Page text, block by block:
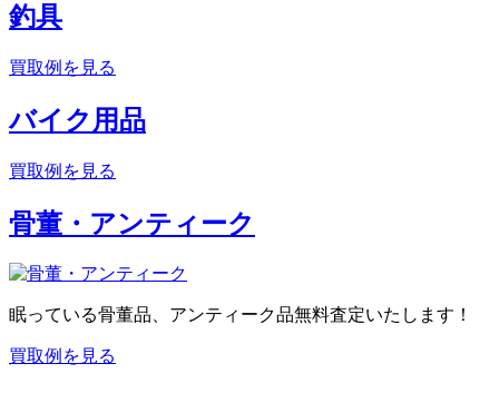
釣具
買取例を見る
バイク用品
買取例を見る
骨董・アンティーク
眠っている骨董品、アンティーク品無料査定いたします！
買取例を見る